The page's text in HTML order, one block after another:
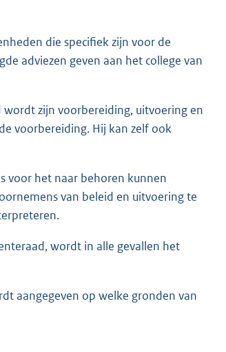
die specifiek zijn voor de
adviezen geven aan het college van
zijn voorbereiding, uitvoering en
voorbereiding. Hij kan zelf ook
voor het naar behoren kunnen
van beleid en uitvoering te
wordt in alle gevallen het
aangegeven op welke gronden van